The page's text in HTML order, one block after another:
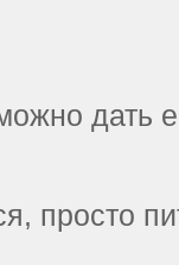
дать
просто